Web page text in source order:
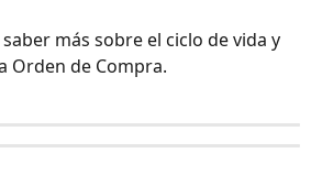
más sobre el ciclo de vida y
Orden de Compra.